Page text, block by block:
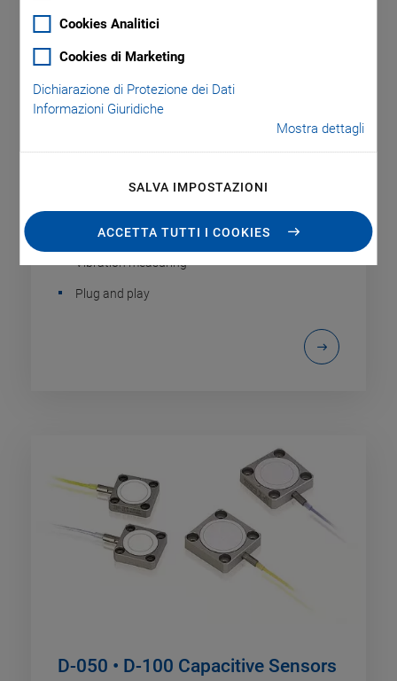
Cookies Analitici
Cookies di Marketing
Dichiarazione di Protezione dei Dati
Informazioni Giuridiche
Mostra dettagli
SALVA IMPOSTAZIONI
ACCETTA TUTTI I COOKIES
D-510 PISeca Capacitive Sensors
Single-Electrode Sensors with Excellent Position
Excellent measuring linearity
Vibration measuring
Plug and play
D-050 • D-100 Capacitive Sensors